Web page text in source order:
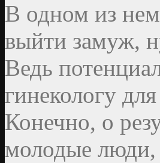
В одном из
выйти замуж,
Ведь
гинекологу
Конечно, о
молодые люди,